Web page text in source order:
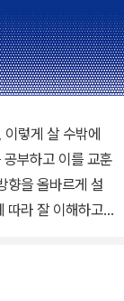
렇게 살 수밖에
향을 올바르게 설
따라 잘 이해하고
만 바라본다. 그렇